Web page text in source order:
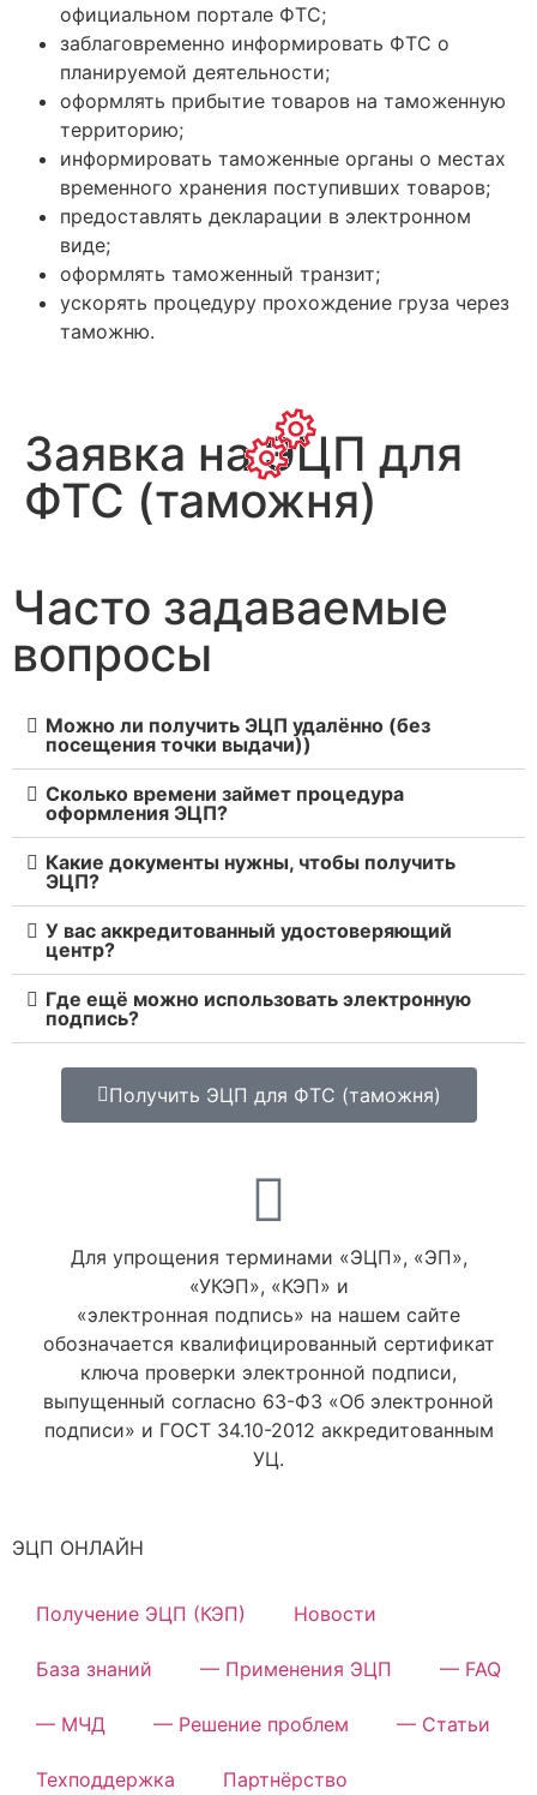
официальном портале ФТС;
заблаговременно информировать ФТС о
планируемой деятельности;
оформлять прибытие товаров на таможенную
территорию;
информировать таможенные органы о местах
временного хранения поступивших товаров;
предоставлять декларации в электронном
виде;
оформлять таможенный транзит;
ускорять процедуру прохождение груза через
таможню.
Заявка на ЭЦП для
ФТС (таможня)
Часто задаваемые
вопросы
Можно ли получить ЭЦП удалённо (без
посещения точки выдачи))
Сколько времени займет процедура
оформления ЭЦП?
Какие документы нужны, чтобы получить
ЭЦП?
У вас аккредитованный удостоверяющий
центр?
Где ещё можно использовать электронную
подпись?
Получить ЭЦП для ФТС (таможня)
Для упрощения терминами «ЭЦП», «ЭП»,
«УКЭП», «КЭП» и
«электронная подпись» на нашем сайте
обозначается квалифицированный сертификат
ключа проверки электронной подписи,
выпущенный согласно 63-ФЗ «Об электронной
подписи» и ГОСТ 34.10-2012 аккредитованным
УЦ.
ЭЦП ОНЛАЙН
Получение ЭЦП (КЭП) Новости
База знаний — Применения ЭЦП — FAQ
— МЧД — Решение проблем — Статьи
Техподдержка Партнёрство